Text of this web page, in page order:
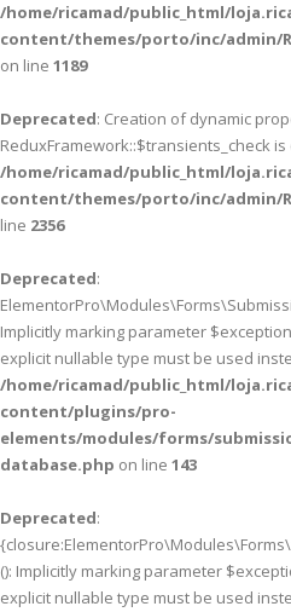
/home/ricamad/public_html/
content/themes/porto/inc/admin/
on line 1189
Deprecated: Creation of dynamic
ReduxFramework::$transients_check
/home/ricamad/public_html/
content/themes/porto/inc/admin/
line 2356
Deprecated:
Implicitly marking parameter
explicit nullable type must be used
/home/ricamad/public_html/
content/plugins/pro-
elements/modules/forms/
database.php on line 143
Deprecated:
(): Implicitly marking parameter
explicit nullable type must be used